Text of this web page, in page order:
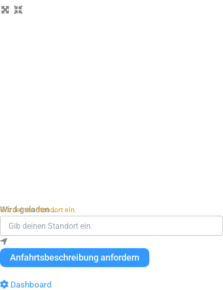
Wird geladen …
Gib deinen Standort ein.
Anfahrtsbeschreibung anfordern
Dashboard